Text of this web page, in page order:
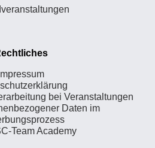
Impressum
bei Veranstaltungen
Daten im
Team Academy